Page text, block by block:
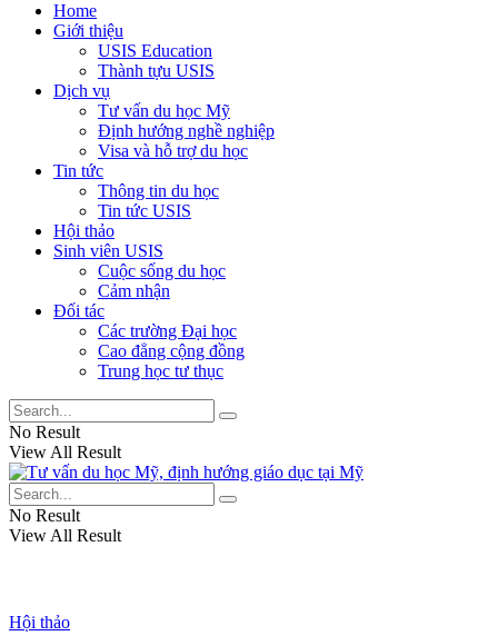
Home
Giới thiệu
USIS Education
Thành tựu USIS
Dịch vụ
Tư vấn du học Mỹ
Định hướng nghề nghiệp
Visa và hỗ trợ du học
Tin tức
Thông tin du học
Tin tức USIS
Hội thảo
Sinh viên USIS
Cuộc sống du học
Cảm nhận
Đối tác
Các trường Đại học
Cao đẳng cộng đồng
Trung học tư thục
No Result
View All Result
No Result
View All Result
Hội thảo